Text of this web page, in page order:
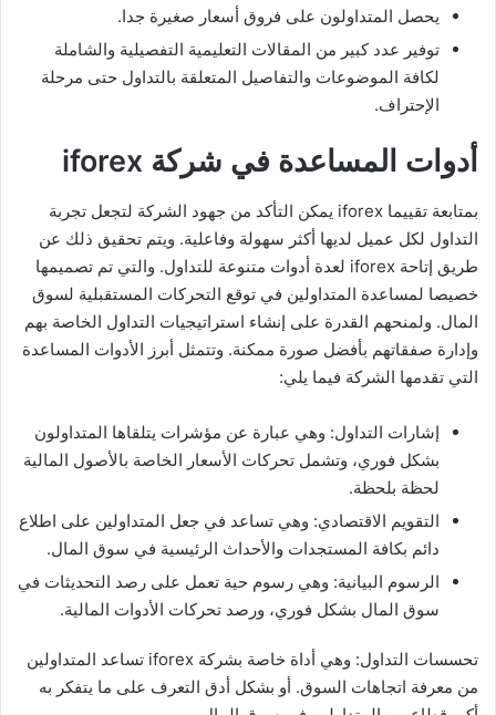
يحصل المتداولون على فروق أسعار صغيرة جدا.
توفير عدد كبير من المقالات التعليمية التفصيلية والشاملة
لكافة الموضوعات والتفاصيل المتعلقة بالتداول حتى مرحلة
الإحتراف.
أدوات المساعدة في شركة iforex
بمتابعة تقييما iforex يمكن التأكد من جهود الشركة لتجعل تجربة
التداول لكل عميل لديها أكثر سهولة وفاعلية. ويتم تحقيق ذلك عن
طريق إتاحة iforex لعدة أدوات متنوعة للتداول. والتي تم تصميمها
خصيصا لمساعدة المتداولين في توقع التحركات المستقبلية لسوق
المال. ولمنحهم القدرة على إنشاء استراتيجيات التداول الخاصة بهم
وإدارة صفقاتهم بأفضل صورة ممكنة. وتتمثل أبرز الأدوات المساعدة
التي تقدمها الشركة فيما يلي:
إشارات التداول: وهي عبارة عن مؤشرات يتلقاها المتداولون
بشكل فوري، وتشمل تحركات الأسعار الخاصة بالأصول المالية
لحظة بلحظة.
التقويم الاقتصادي: وهي تساعد في جعل المتداولين على اطلاع
دائم بكافة المستجدات والأحداث الرئيسية في سوق المال.
الرسوم البيانية: وهي رسوم حية تعمل على رصد التحديثات في
سوق المال بشكل فوري، ورصد تحركات الأدوات المالية.
تحسسات التداول: وهي أداة خاصة بشركة iforex تساعد المتداولين
من معرفة اتجاهات السوق. أو بشكل أدق التعرف على ما يتفكر به